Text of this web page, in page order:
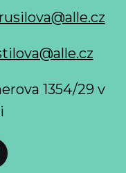
1354/29 v